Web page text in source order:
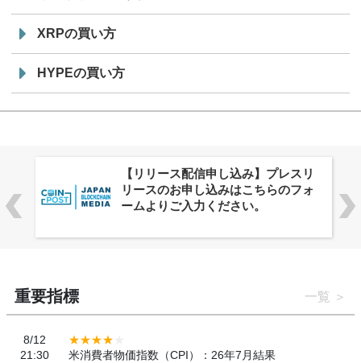
XRPの買い方
HYPEの買い方
株式会社PlnX、アジア最大級のグロ
ーバルWeb3カンファレンス
「WebX2026」とのコラボレーショ
重要指標 一覧
8/12
21:30
米消費者物価指数（CPI）：26年7月結果